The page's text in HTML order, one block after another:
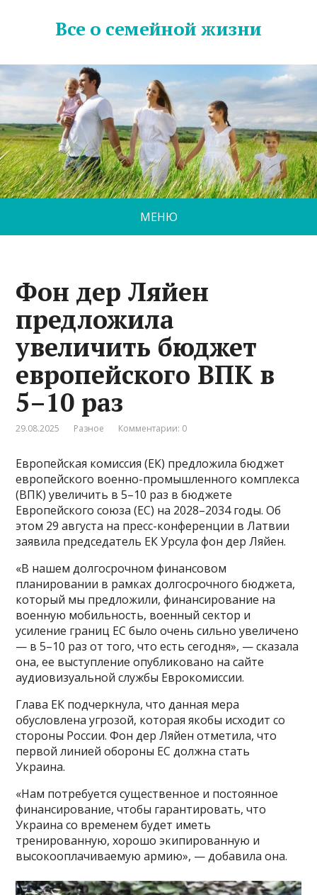
Все о семейной жизни
МЕНЮ
Фон дер Ляйен
предложила
увеличить бюджет
европейского ВПК в
5–10 раз
29.08.2025 Разное Комментарии: 0
Европейская комиссия (ЕК) предложила бюджет
европейского военно-промышленного комплекса
(ВПК) увеличить в 5–10 раз в бюджете
Европейского союза (ЕС) на 2028–2034 годы. Об
этом 29 августа на пресс-конференции в Латвии
заявила председатель ЕК Урсула фон дер Ляйен.
«В нашем долгосрочном финансовом
планировании в рамках долгосрочного бюджета,
который мы предложили, финансирование на
военную мобильность, военный сектор и
усиление границ ЕС было очень сильно увеличено
— в 5–10 раз от того, что есть сегодня», — сказала
она, ее выступление опубликовано на сайте
аудиовизуальной службы Еврокомиссии.
Глава ЕК подчеркнула, что данная мера
обусловлена угрозой, которая якобы исходит со
стороны России. Фон дер Ляйен отметила, что
первой линией обороны ЕС должна стать
Украина.
«Нам потребуется существенное и постоянное
финансирование, чтобы гарантировать, что
Украина со временем будет иметь
тренированную, хорошо экипированную и
высокооплачиваемую армию», — добавила она.